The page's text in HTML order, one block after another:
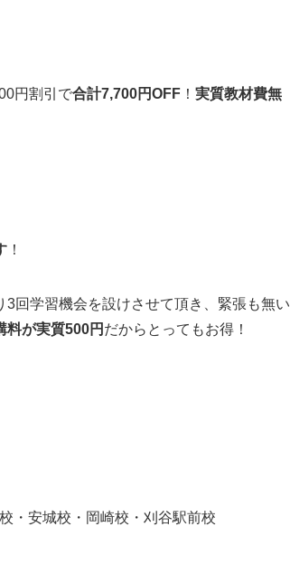
円割引で合計7,700円OFF ！ 実質教材費無
！
回学習機会を設けさせて頂き、緊張も無い
料が実質500円 だからとってもお得！
・安城校・岡崎校・刈谷駅前校